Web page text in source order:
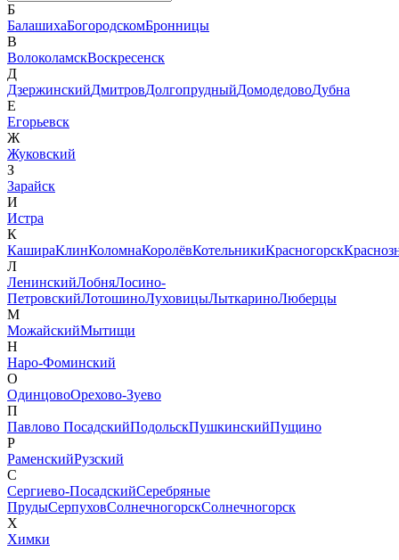
Б
БалашихаБогородскомБронницы
В
ВолоколамскВоскресенск
Д
ДзержинскийДмитровДолгопрудныйДомодедовоДубна
Е
Егорьевск
Ж
Жуковский
З
Зарайск
И
Истра
К
КашираКлинКоломнаКоролёвКотельникиКрасногорск
Л
ЛенинскийЛобняЛосино-
ПетровскийЛотошиноЛуховицыЛыткариноЛюберцы
М
МожайскийМытищи
Н
Наро-Фоминский
О
ОдинцовоОрехово-Зуево
П
Павлово ПосадскийПодольскПушкинскийПущино
Р
РаменскийРузский
С
Сергиево-ПосадскийСеребряные
ПрудыСерпуховСолнечногорскСолнечногорск
Х
Химки